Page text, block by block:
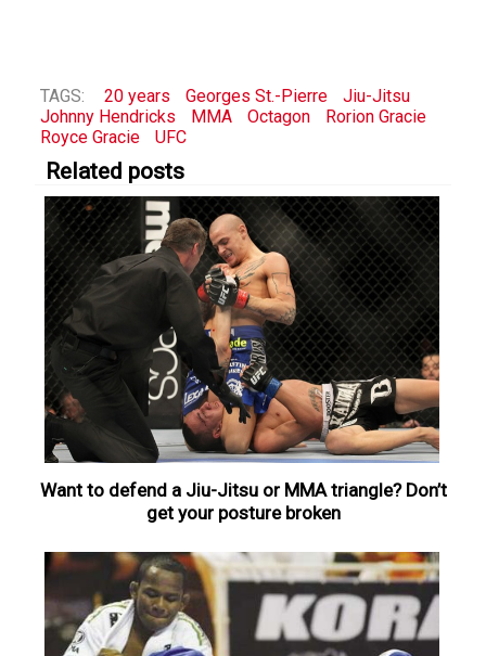
TAGS: 20 years Georges St.-Pierre
Jiu-Jitsu
Johnny Hendricks
MMA Octagon
Rorion Gracie
Royce Gracie
UFC
Related posts
Want to defend a Jiu-Jitsu or MMA triangle? Don’t
get your posture broken